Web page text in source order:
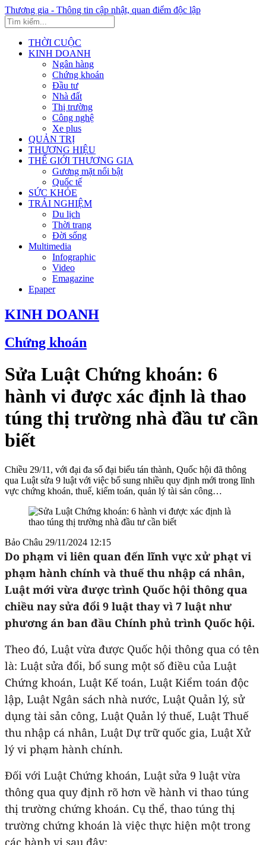
Thương gia - Thông tin cập nhật, quan điểm độc lập
THỜI CUỘC
KINH DOANH
Ngân hàng
Chứng khoán
Đầu tư
Nhà đất
Thị trường
Công nghệ
Xe plus
QUẢN TRỊ
THƯƠNG HIỆU
THẾ GIỚI THƯƠNG GIA
Gương mặt nổi bật
Quốc tế
SỨC KHỎE
TRẢI NGHIỆM
Du lịch
Thời trang
Đời sống
Multimedia
Infographic
Video
Emagazine
Epaper
KINH DOANH
Chứng khoán
Sửa Luật Chứng khoán: 6
hành vi được xác định là thao
túng thị trường nhà đầu tư cần
biết
Chiều 29/11, với đại đa số đại biểu tán thành, Quốc hội đã thông
qua Luật sửa 9 luật với việc bổ sung nhiều quy định mới trong lĩnh
vực chứng khoán, thuế, kiểm toán, quản lý tài sản công…
Bảo Châu 29/11/2024 12:15
Do phạm vi liên quan đến lĩnh vực xử phạt vi
phạm hành chính và thuế thu nhập cá nhân,
Luật mới vừa được trình Quốc hội thông qua
chiều nay sửa đổi 9 luật thay vì 7 luật như
phương án ban đầu Chính phủ trình Quốc hội.
Theo đó, Luật vừa được Quốc hội thông qua có tên
là: Luật sửa đổi, bổ sung một số điều của Luật
Chứng khoán, Luật Kế toán, Luật Kiểm toán độc
lập, Luật Ngân sách nhà nước, Luật Quản lý, sử
dụng tài sản công, Luật Quản lý thuế, Luật Thuế
thu nhập cá nhân, Luật Dự trữ quốc gia, Luật Xử
lý vi phạm hành chính.
Đối với Luật Chứng khoán, Luật sửa 9 luật vừa
thông qua quy định rõ hơn về hành vi thao túng
thị trường chứng khoán. Cụ thể, thao túng thị
trường chứng khoán là việc thực hiện một trong
các hành vi sau đây: